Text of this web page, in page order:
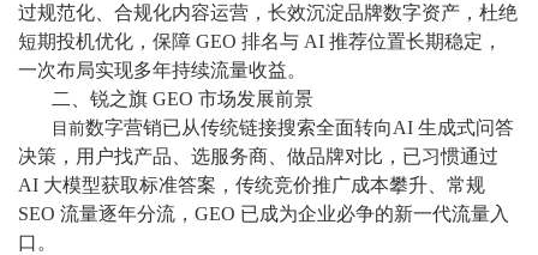
过规范化、合规化内容运营，长效沉淀品牌数字资产，杜绝
短期投机优化，保障 GEO 排名与 AI 推荐位置长期稳定，
一次布局实现多年持续流量收益。
二、锐之旗 GEO 市场发展前景
目前数字营销已从传统链接搜索全面转向AI 生成式问答
决策，用户找产品、选服务商、做品牌对比，已习惯通过
AI 大模型获取标准答案，传统竞价推广成本攀升、常规
SEO 流量逐年分流，GEO 已成为企业必争的新一代流量入
口。